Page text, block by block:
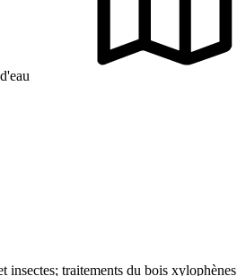
insectes; traitements du bois xylophènes